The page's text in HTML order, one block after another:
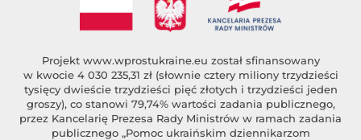
Projekt www.wprostukraine.eu został sfinansowany
w kwocie 4 030 235,31 zł (słownie cztery miliony trzydzieści
tysięcy dwieście trzydzieści pięć złotych i trzydzieści jeden
groszy), co stanowi 79,74% wartości zadania publicznego,
przez Kancelarię Prezesa Rady Ministrów w ramach zadania
publicznego „Pomoc ukraińskim dziennikarzom